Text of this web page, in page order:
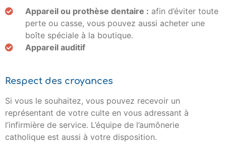
Appareil ou prothèse dentaire : afin d’éviter toute
perte ou casse, vous pouvez aussi acheter une
boîte spéciale à la boutique.
Appareil auditif
Respect des croyances
Si vous le souhaitez, vous pouvez recevoir un
représentant de votre culte en vous adressant à
l’infirmière de service. L’équipe de l’aumônerie
catholique est aussi à votre disposition.